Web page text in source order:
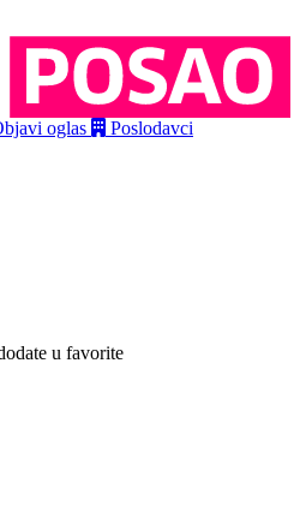
oglas Poslodavci
u favorite